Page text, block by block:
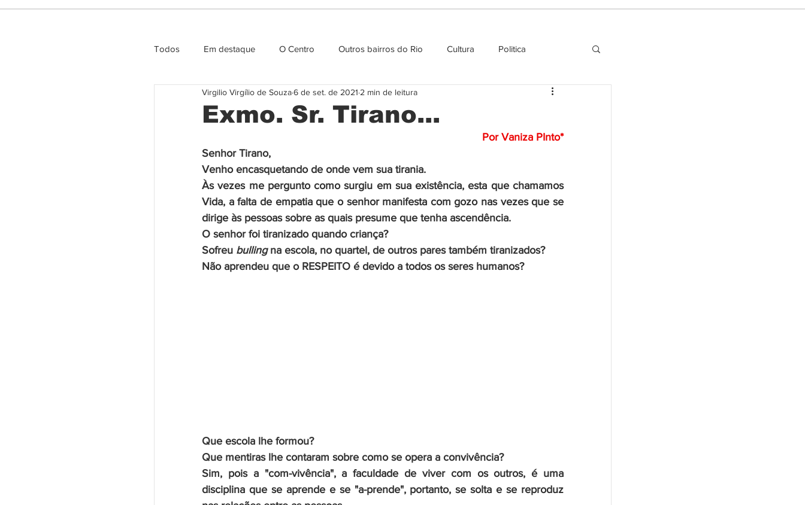
Todos Em destaque O Centro Outros bairros do Rio Cultura Politica
Entrevista e Opiniao Agenda cultural
Exmo. Sr. Tirano...
Virgilio Virgílio de Souza6 de set. de 2021 2 min de leitura
Por Vaniza PInto*
Senhor Tirano,
Venho encasquetando de onde vem sua tirania.
Às vezes me pergunto como surgiu em sua existência, esta que chamamos
Vida, a falta de empatia que o senhor manifesta com gozo nas vezes que se
dirige às pessoas sobre as quais presume que tenha ascendência.
O senhor foi tiranizado quando criança?
Sofreu bulling na escola, no quartel, de outros pares também tiranizados?
Não aprendeu que o RESPEITO é devido a todos os seres humanos?
Que escola lhe formou?
Que mentiras lhe contaram sobre como se opera a convivência?
Sim, pois a "com-vivência", a faculdade de viver com os outros, é uma
disciplina que se aprende e se "a-prende", portanto, se solta e se reproduz